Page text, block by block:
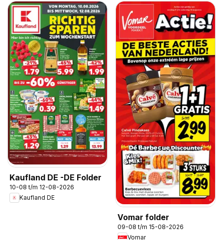
Kaufland DE -DE Folder
10-08 t/m 12-08-2026
Kaufland DE
Vomar folder
09-08 t/m 15-08-2026
Vomar